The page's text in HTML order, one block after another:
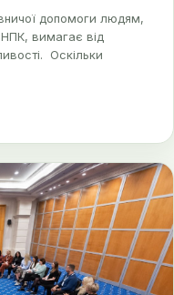
допомоги людям,
вимагає від
Оскільки